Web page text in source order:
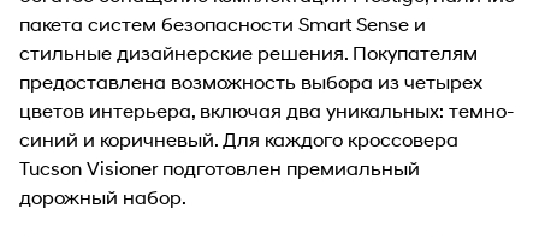
пакета систем безопасности Smart Sense и
стильные дизайнерские решения. Покупателям
предоставлена возможность выбора из четырех
цветов интерьера, включая два уникальных: темно-
синий и коричневый. Для каждого кроссовера
Tucson Visioner подготовлен премиальный
дорожный набор.